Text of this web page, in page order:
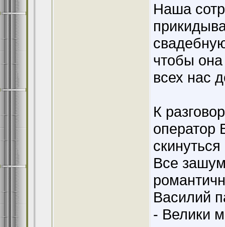
Наша
чтобы
всех нас
К
оператор
Все
Василий
- Велики